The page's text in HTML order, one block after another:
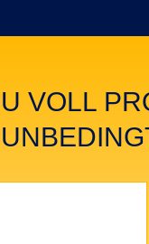
VOLL